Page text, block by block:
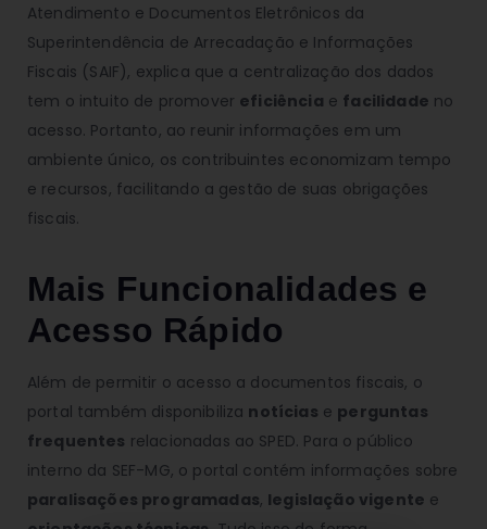
Atendimento e Documentos Eletrônicos da
Superintendência de Arrecadação e Informações
Fiscais (SAIF), explica que a centralização dos dados
tem o intuito de promover eficiência e facilidade no
acesso. Portanto, ao reunir informações em um
ambiente único, os contribuintes economizam tempo
e recursos, facilitando a gestão de suas obrigações
fiscais.
Mais Funcionalidades e
Acesso Rápido
Além de permitir o acesso a documentos fiscais, o
portal também disponibiliza notícias e perguntas
frequentes relacionadas ao SPED. Para o público
interno da SEF-MG, o portal contém informações sobre
paralisações programadas, legislação vigente e